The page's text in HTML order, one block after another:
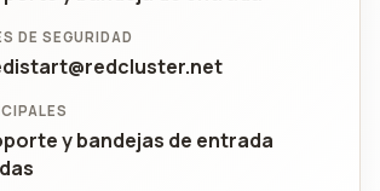
DE SEGURIDAD
y bandejas de entrada